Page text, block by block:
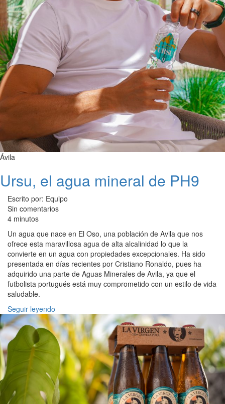
Ávila
Ursu, el agua mineral de PH9
Escrito por: Equipo
Sin comentarios
4 minutos
Un agua que nace en El Oso, una población de Avila que nos
ofrece esta maravillosa agua de alta alcalinidad lo que la
convierte en un agua con propiedades excepcionales. Ha sido
presentada en días recientes por Cristiano Ronaldo, pues ha
adquirido una parte de Aguas Minerales de Avila, ya que el
futbolista portugués está muy comprometido con un estilo de vida
saludable.
Seguir leyendo